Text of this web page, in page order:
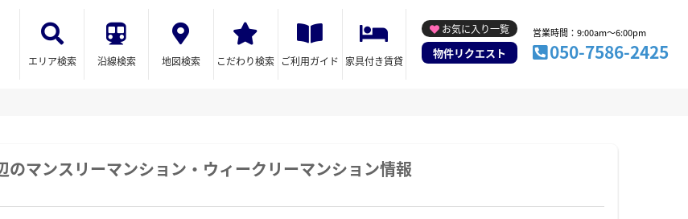
エリア検索 沿線検索 地図検索 こだわり検索 ご利用ガイド 家具付き賃貸
お気に入り一覧
物件リクエスト
営業時間：9:00am～6:00pm
050-7586-2425
マンスリーマンション・ウィークリーマンション情報